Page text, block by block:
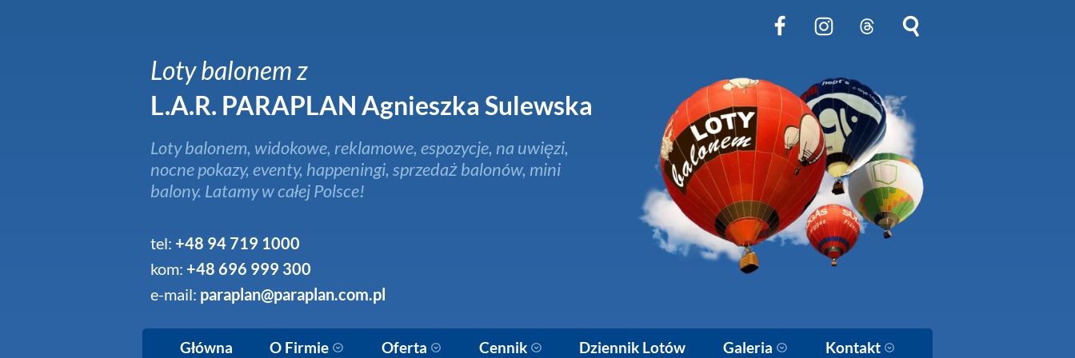
Loty balonem z
L.A.R. PARAPLAN Agnieszka Sulewska
Loty balonem, widokowe, reklamowe, espozycje, na uwięzi,
nocne pokazy, eventy, happeningi, sprzedaż balonów, mini
balony. Latamy w całej Polsce!
tel: +48 94 719 1000
kom: +48 696 999 300
e-mail: paraplan@paraplan.com.pl
Główna O Firmie Oferta Cennik Dziennik Lotów Galeria Kontakt